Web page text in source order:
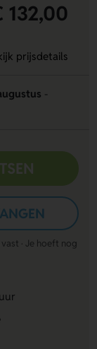
132,00
prijsdetails
· Je hoeft nog